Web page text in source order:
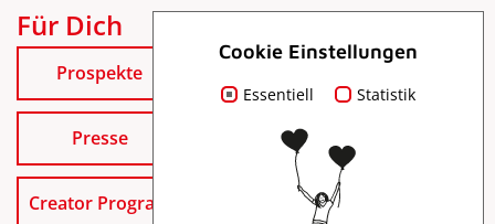
Für Dich
Prospekte
Presse
Creator Program
Cookie Einstellungen
Essentiell Statistik